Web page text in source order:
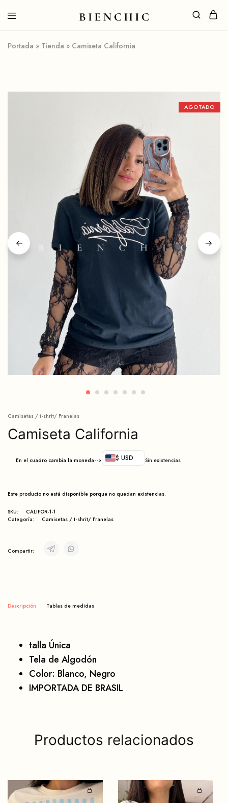
Portada » Tienda » Camiseta California
AGOTADO
Camisetas / t-shrit/ Franelas
Camiseta California
En el cuadro cambia la moneda--> $ USD Sin existencias
Este producto no está disponible porque no quedan existencias.
SKU:
CALIFOR-1-1
Categoría:
Camisetas / t-shrit/ Franelas
Compartir:
Descripción
talla Única
Tela de Algodón
Color: Blanco, Negro
IMPORTADA DE BRASIL
Productos relacionados